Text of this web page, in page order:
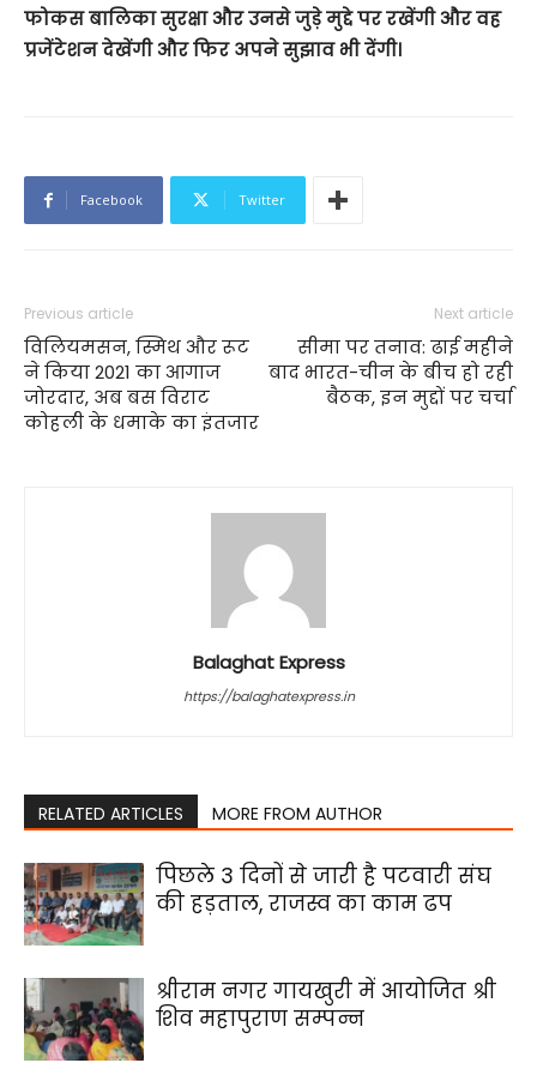
फोकस बालिका सुरक्षा और उनसे जुड़े मुद्दे पर रखेंगी और वह
प्रजेंटेशन देखेंगी और फिर अपने सुझाव भी देंगी।
Facebook Twitter
Previous article
विलियमसन, स्मिथ और रूट
ने किया 2021 का आगाज
जोरदार, अब बस विराट
कोहली के धमाके का इंतजार
Next article
सीमा पर तनाव: ढाई महीने
बाद भारत-चीन के बीच हो रही
बैठक, इन मुद्दों पर चर्चा
Balaghat Express
https://balaghatexpress.in
RELATED ARTICLES MORE FROM AUTHOR
पिछले 3 दिनों से जारी है पटवारी संघ
की हड़ताल, राजस्व का काम ढप
श्रीराम नगर गायखुरी में आयोजित श्री
शिव महापुराण सम्पन्न